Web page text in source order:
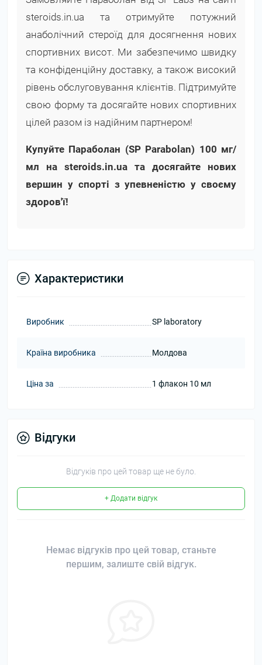
steroids.in.ua та отримуйте потужний
анаболічний стероїд для досягнення нових
спортивних висот. Ми забезпечимо швидку
та конфіденційну доставку, а також високий
рівень обслуговування клієнтів. Підтримуйте
свою форму та досягайте нових спортивних
цілей разом із надійним партнером!
Купуйте Параболан (SP Parabolan) 100 мг/
мл на steroids.in.ua та досягайте нових
вершин у спорті з упевненістю у своєму
здоров'ї!
Характеристики
Виробник SP laboratory
Країна виробника Молдова
Ціна за 1 флакон 10 мл
Відгуки
Відгуків про цей товар ще не було.
+ Додати відгук
Немає відгуків про цей товар, станьте
першим, залиште свій відгук.